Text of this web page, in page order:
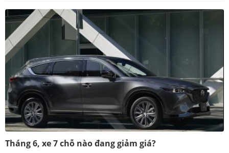
Tháng 6, xe 7 chỗ nào đang giảm giá?